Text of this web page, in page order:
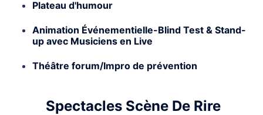
Plateau d'humour
Animation Événementielle-Blind Test & Stand-
up avec Musiciens en Live
Théâtre forum/Impro de prévention
Spectacles Scène De Rire